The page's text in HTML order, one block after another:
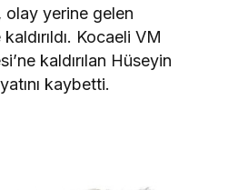
olay yerine gelen
Kocaeli VM
kaldırılan Hüseyin
kaybetti.